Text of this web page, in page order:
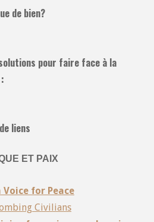
de bien?
pour faire face à la
liens
ET PAIX
Voice for Peace
Civilians